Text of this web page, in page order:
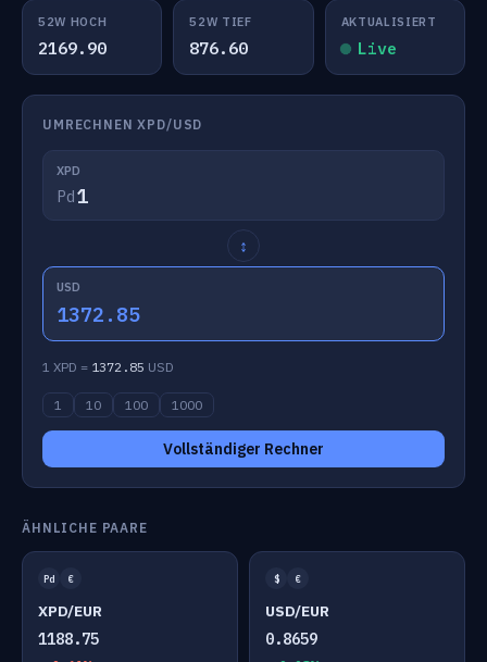
52W HOCH
2169.90
52W TIEF
876.60
AKTUALISIERT
Live
UMRECHNEN XPD/USD
XPD
Pd
↕
USD
1372.85
1 XPD = 1372.85 USD
1 10 100 1000
Vollständiger Rechner
ÄHNLICHE PAARE
Pd €
XPD/EUR
1188.75
$ €
USD/EUR
0.8659